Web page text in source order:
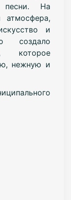
песни. На
атмосфера,
и
создало
которое
нежную и